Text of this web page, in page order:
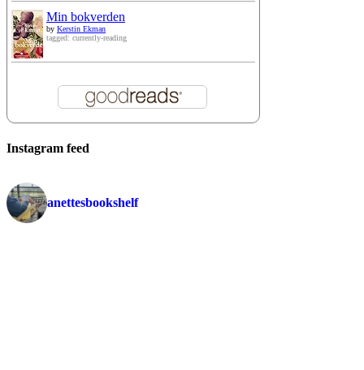
Min bokverden
by Kerstin Ekman
tagged: currently-reading
Instagram feed
anettesbookshelf